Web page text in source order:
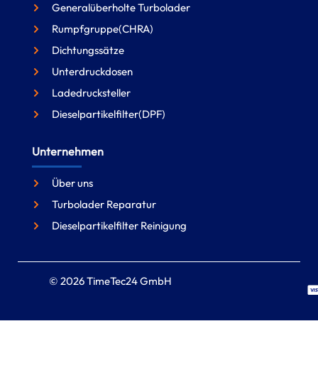
Generalüberholte Turbolader
Rumpfgruppe(CHRA)
Dichtungssätze
Unterdruckdosen
Ladedrucksteller
Dieselpartikelfilter(DPF)
Unternehmen
Über uns
Turbolader Reparatur
Dieselpartikelfilter Reinigung
© 2026 TimeTec24 GmbH